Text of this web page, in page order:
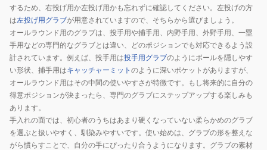
するため、右投げ用か左投げ用かも忘れずに確認してください。左投げの方
は左投げ用グラブが用意されていますので、そちらから選びましょう。
オールラウンド用のグラブは、投手用や捕手用、内野手用、外野手用、一塁
手用などの専門的なグラブとは違い、どのポジションでも対応できるよう設
計されています。例えば、投手用は投手用グラブのようにボールを隠しやす
い形状、捕手用はキャッチャーミット のように深いポケットがありますが、
オールラウンド用はその中間の使いやすさが特徴です。もし将来的に自分の
得意ポジションが決まったら、専門のグラブにステップアップする楽しみも
あります。
手入れの面では、初心者のうちはあまり硬くなっていない柔らかめのグラブ
を選ぶと扱いやすく、馴染みやすいです。使い始めは、グラブの形を整えな
がら慣らすことで、自分の手にぴったり合うようになります。グラブの素材